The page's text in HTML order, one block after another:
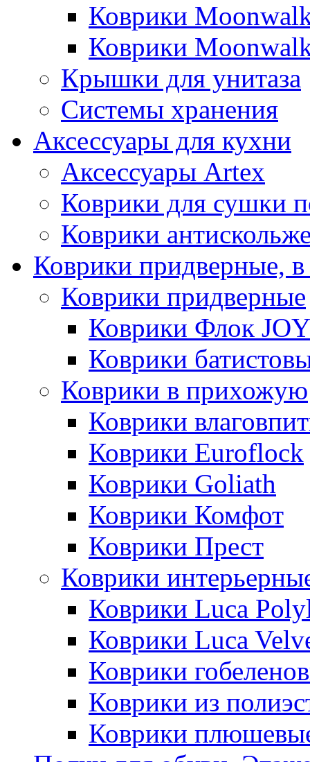
Коврики
Коврики
Крышки для унитаза
Системы хранения
Аксессуары для кухни
Аксессуары Artex
Коврики для сушки
Коврики
Коврики придверные,
Коврики придверные
Коврики Флок
Коврики
Коврики в прихожую
Коврики
Коврики Euroflock
Коврики Goliath
Коврики Комфот
Коврики Прест
Коврики
Коврики Luca
Коврики Luca
Коврики
Коврики из
Коврики